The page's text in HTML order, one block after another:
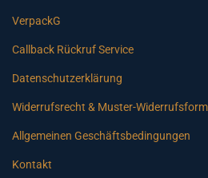
VerpackG
Callback Rückruf Service
Datenschutzerklärung
Widerrufsrecht & Muster-
Allgemeinen Geschäftsbedingungen
Kontakt